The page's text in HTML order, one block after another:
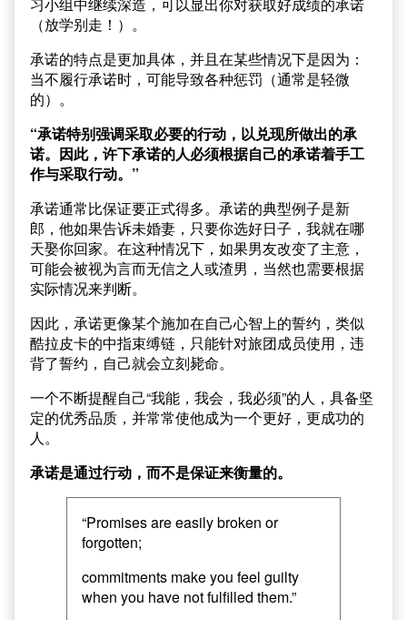
（放学别走！）。
承诺的特点是更加具体，并且在某些情况下是因为：
当不履行承诺时，可能导致各种惩罚（通常是轻微
的）。
“承诺特别强调采取必要的行动，以兑现所做出的承
诺。因此，许下承诺的人必须根据自己的承诺着手工
作与采取行动。”
承诺通常比保证要正式得多。承诺的典型例子是新
郎，他如果告诉未婚妻，只要你选好日子，我就在哪
天娶你回家。在这种情况下，如果男友改变了主意，
可能会被视为言而无信之人或渣男，当然也需要根据
实际情况来判断。
因此，承诺更像某个施加在自己心智上的誓约，类似
酷拉皮卡的中指束缚链，只能针对旅团成员使用，违
背了誓约，自己就会立刻毙命。
一个不断提醒自己“我能，我会，我必须”的人，具备坚
定的优秀品质，并常常使他成为一个更好，更成功的
人。
承诺是通过行动，而不是保证来衡量的。
“Promises are easily broken or
forgotten;
commitments make you feel guilty
when you have not fulfilled them.”